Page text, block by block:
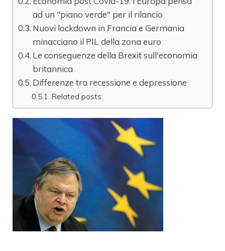
ad un "piano verde" per il rilancio
Nuovi lockdown in Francia e Germania
minacciano il PIL della zona euro
Le conseguenze della Brexit sull'economia
britannica
Differenze tra recessione e depressione
Related posts: